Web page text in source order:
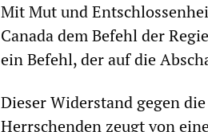
Mit Mut und
Canada dem Befehl der
ein Befehl, der auf die
Dieser Widerstand gegen
Herrschenden zeugt von